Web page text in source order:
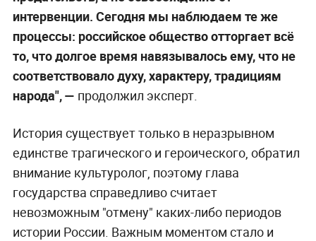
интервенции. Сегодня мы наблюдаем те же
процессы: российское общество отторгает всё
то, что долгое время навязывалось ему, что не
соответствовало духу, характеру, традициям
народа", — продолжил эксперт.
История существует только в неразрывном
единстве трагического и героического, обратил
внимание культуролог, поэтому глава
государства справедливо считает
невозможным "отмену" каких-либо периодов
истории России. Важным моментом стало и